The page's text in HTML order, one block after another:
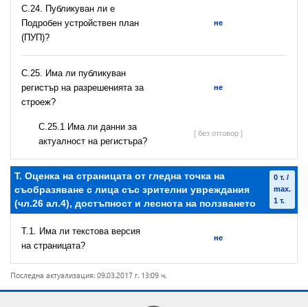
С.24. Публикуван ли е
Подробен устройствен план
(ПУП)?
не
С.25. Има ли публикуван
регистър на разрешeнията за
строеж?
не
С.25.1 Има ли данни за
актуалност на регистъра?
[ без отговор ]
T. Оценка на страницата от гледна точка на
съобразяване с лица със зрителни увреждания
(чл.26 ал.4), достъпност и леснота на ползването
0 т. /
max.
1 т.
T.1. Има ли текстова версия
на страницата?
не
Последна актуализация: 09.03.2017 г. 13:09 ч.